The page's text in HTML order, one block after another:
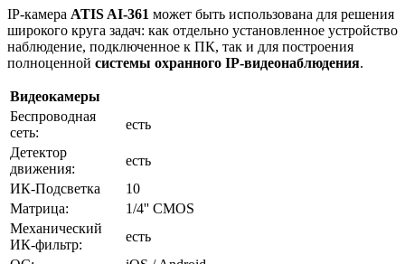
IP-камера ATIS AI-361 может быть использована для решения
широкого круга задач: как отдельно установленное устройство
наблюдение, подключенное к ПК, так и для построения
полноценной системы охранного IP-видеонаблюдения.
Видеокамеры
Беспроводная
сеть:
есть
Детектор
движения:
есть
ИК-Подсветка
10
Матрица:
1/4'' CMOS
Механический
ИК-фильтр:
есть